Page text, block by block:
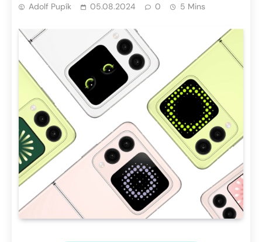
Adolf Pupík 05.08.2024 0 5 Mins